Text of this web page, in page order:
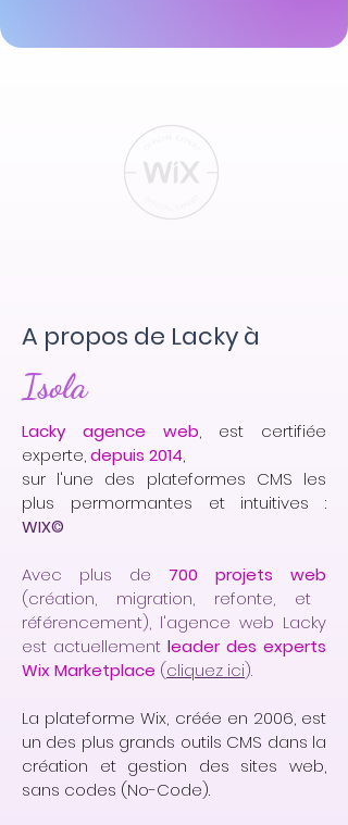
A propos de Lacky à
Isola
Lacky agence web, est certifiée
experte,depuis 2014,
sur l'une des plateformes CMS les
plus permormantes et intuitives :
WIX©
Avec plus de
700 projets web
(création, migration, refonte, et
référencement), l'agence web Lacky
est actuellement leader des experts
Wix Marketplace (cliquez ici).
La plateforme Wix, créée en 2006, est
un des plus grands outils CMS dans la
création et gestion des sites web,
sans codes (No-Code).